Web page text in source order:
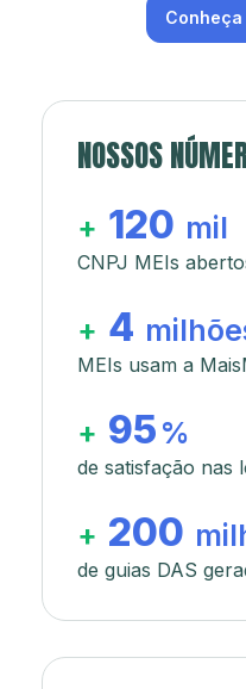
NOSSOS
+ 120 mil
CNPJ MEIs
+ 4
MEIs usam a
+ 95 %
de satisfação nas
+ 200
de guias DAS